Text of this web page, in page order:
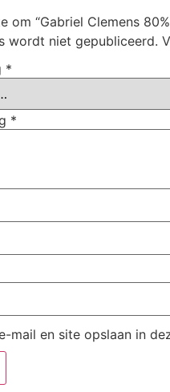
om “Gabriel Clemens
wordt niet gepubliceerd.
*
*
mail en site opslaan in